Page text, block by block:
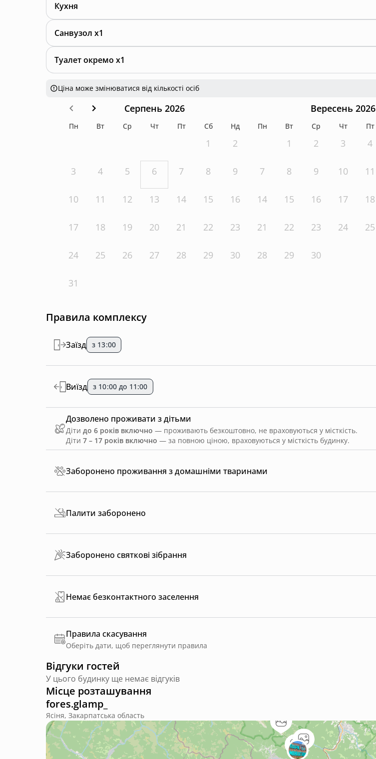
Кухня
Санвузол x1
Туалет окремо x1
Ціна може змінюватися від кількості осіб
Серпень 2026
Пн Вт Ср Чт Пт Сб Нд
1 2
3 4 5 6 7 8 9
10 11 12 13 14 15 16
17 18 19 20 21 22 23
24 25 26 27 28 29 30
31
Вересень 2026
Пн Вт Ср Чт Пт
1 2 3 4
7 8 9 10 11
14 15 16 17 18
21 22 23 24 25
28 29 30
Правила комплексу
Заборонено проживання з домашніми тваринами
Заїзд з 13:00
Виїзд з 10:00 до 11:00
Дозволено проживати з дітьми
Діти до 6 років включно — проживають безкоштовно, не враховуються у місткість.
Діти 7 – 17 років включно — за повною ціною, враховуються у місткість будинку.
Палити заборонено
Заборонено святкові зібрання
Немає безконтактного заселення
Правила скасування
Оберіть дати, щоб переглянути правила
Відгуки гостей
У цього будинку ще немає відгуків
Місце розташування
fores.glamp_
Ясіня, Закарпатська область